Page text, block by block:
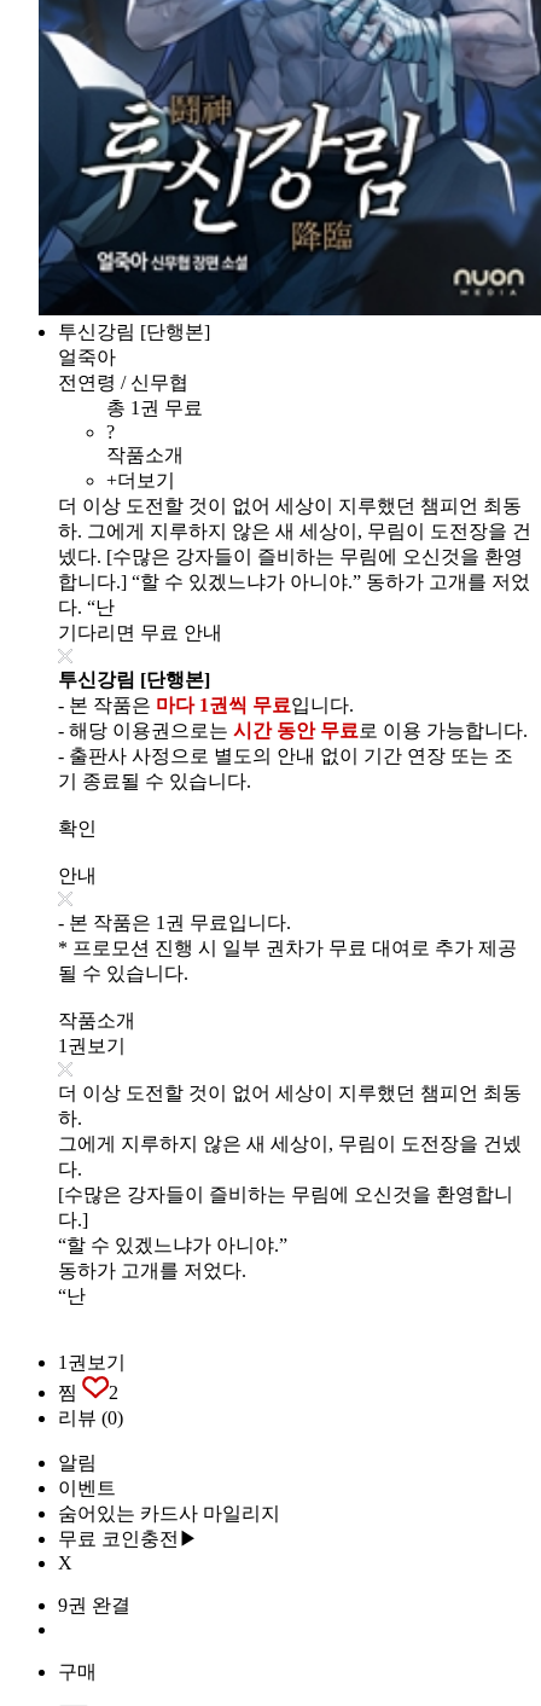
투신강림 [단행본]
얼죽아
전연령 / 신무협
총 1권 무료
?
작품소개
+더보기
더 이상 도전할 것이 없어 세상이 지루했던 챔피언 최동
하. 그에게 지루하지 않은 새 세상이, 무림이 도전장을 건
넸다. [수많은 강자들이 즐비하는 무림에 오신것을 환영
합니다.] “할 수 있겠느냐가 아니야.” 동하가 고개를 저었
다. “난
기다리면 무료 안내
투신강림 [단행본]
- 본 작품은 마다 1권씩 무료입니다.
- 해당 이용권으로는 시간 동안 무료 로 이용 가능합니다.
- 출판사 사정으로 별도의 안내 없이 기간 연장 또는 조
기 종료될 수 있습니다.
확인
안내
- 본 작품은 1권 무료입니다.
* 프로모션 진행 시 일부 권차가 무료 대여로 추가 제공
될 수 있습니다.
작품소개
1권보기
더 이상 도전할 것이 없어 세상이 지루했던 챔피언 최동
하.
그에게 지루하지 않은 새 세상이, 무림이 도전장을 건넸
다.
[수많은 강자들이 즐비하는 무림에 오신것을 환영합니
다.]
“할 수 있겠느냐가 아니야.”
동하가 고개를 저었다.
“난
1권보기
찜
2
리뷰 (0)
알림
이벤트
숨어있는 카드사 마일리지
무료 코인충전▶
X
9권 완결
구매